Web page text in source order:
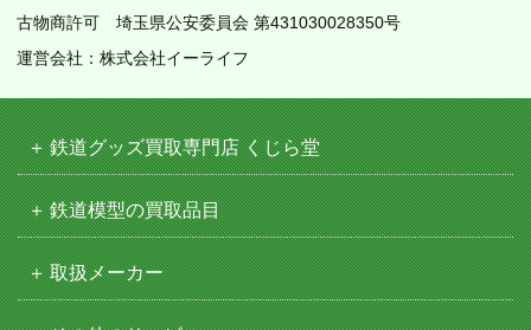
古物商許可 埼玉県公安委員会 第431030028350号
運営会社：株式会社イーライフ
鉄道グッズ買取専門店 くじら堂
鉄道模型の買取品目
取扱メーカー